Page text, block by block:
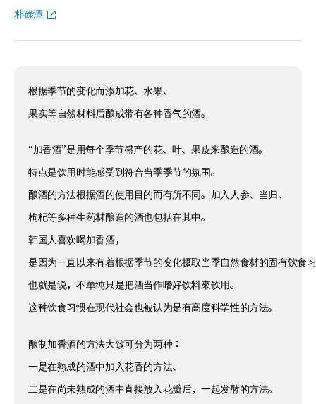
朴碌潭
根据季节的变化而添加花、水果、
果实等自然材料后酿成带有各种香气的酒。
“加香酒”是用每个季节盛产的花、叶、果皮来酿造的酒。
特点是饮用时能感受到符合当季季节的氛围。
酿酒的方法根据酒的使用目的而有所不同。加入人参、当归、
枸杞等多种生药材酿造的酒也包括在其中。
韩国人喜欢喝加香酒，
是因为一直以来有着根据季节的变化摄取当季自然食材的固有饮食
也就是说，不单纯只是把酒当作嗜好饮料來饮用。
这种饮食习惯在现代社会也被认为是有高度科学性的方法。
酿制加香酒的方法大致可分为两种：
一是在熟成的酒中加入花香的方法、
二是在尚未熟成的酒中直接放入花瓣后，一起发酵的方法。